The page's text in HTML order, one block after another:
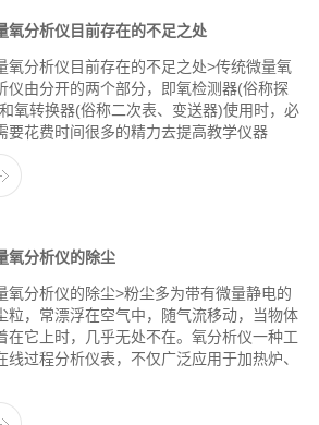
氧分析仪目前存在的不足之处
氧分析仪目前存在的不足之处>传统微量氧
仪由分开的两个部分，即氧检测器(俗称探
氧转换器(俗称二次表、变送器)使用时，必
要花费时间很多的精力去提高教学仪器
氧分析仪的除尘
氧分析仪的除尘>粉尘多为带有微量静电的
粒，常漂浮在空气中，随气流移动，当物体
在它上时，几乎无处不在。氧分析仪一种工
线过程分析仪表，不仅广泛应用于加热炉、